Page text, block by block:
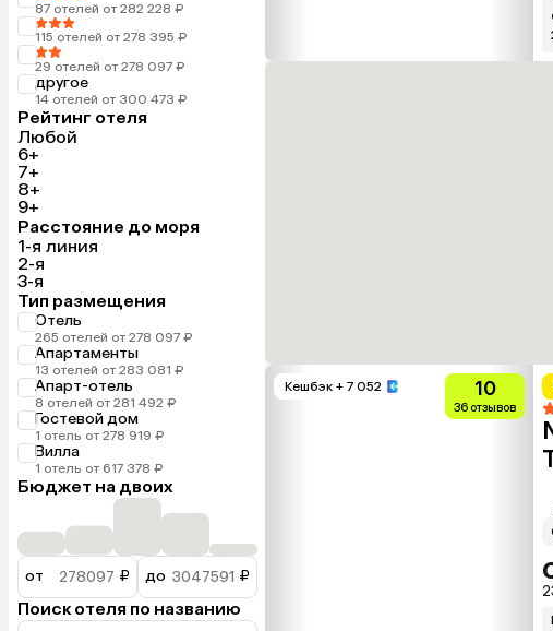
87 отелей от 282 228 ₽
115 отелей от 278 395 ₽
29 отелей от 278 097 ₽
другое
14 отелей от 300 473 ₽
Рейтинг отеля
Любой
6+
7+
8+
9+
Расстояние до моря
1-я линия
2-я
3-я
Тип размещения
Отель
265 отелей от 278 097 ₽
Апартаменты
13 отелей от 283 081 ₽
Апарт-отель
8 отелей от 281 492 ₽
Гостевой дом
1 отель от 278 919 ₽
Вилла
1 отель от 617 378 ₽
Бюджет на двоих
от ₽ до ₽
Поиск отеля по названию
Кешбэк + 7 052 10
36 отзывов